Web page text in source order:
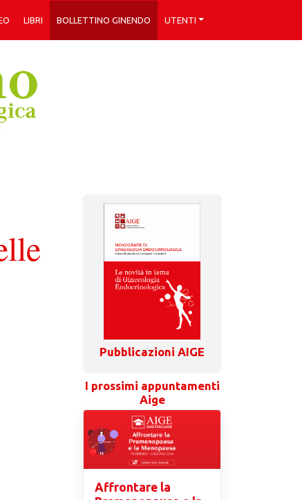
LIBRI BOLLETTINO GINENDO UTENTI
Pubblicazioni AIGE
I prossimi appuntamenti
Aige
Affrontare la